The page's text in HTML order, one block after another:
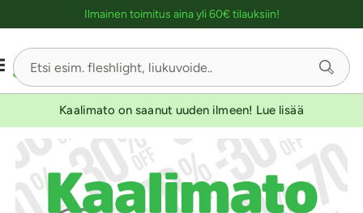
Ilmainen toimitus aina yli 60€ tilauksiin!
Kaalimato on saanut uuden ilmeen! Lue lisää